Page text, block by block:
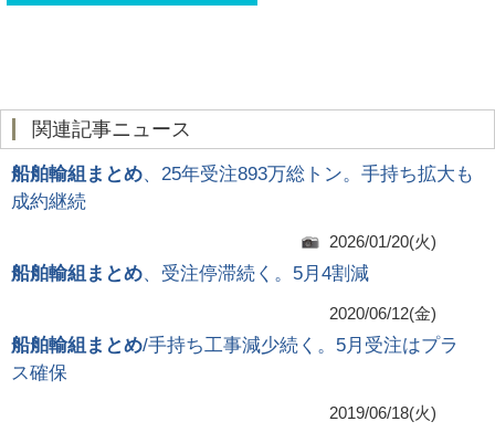
関連記事ニュース
船舶輸組まとめ、25年受注893万総トン。手持ち拡大も
成約継続
2026/01/20(火)
船舶輸組まとめ、受注停滞続く。5月4割減
2020/06/12(金)
船舶輸組まとめ/手持ち工事減少続く。5月受注はプラ
ス確保
2019/06/18(火)